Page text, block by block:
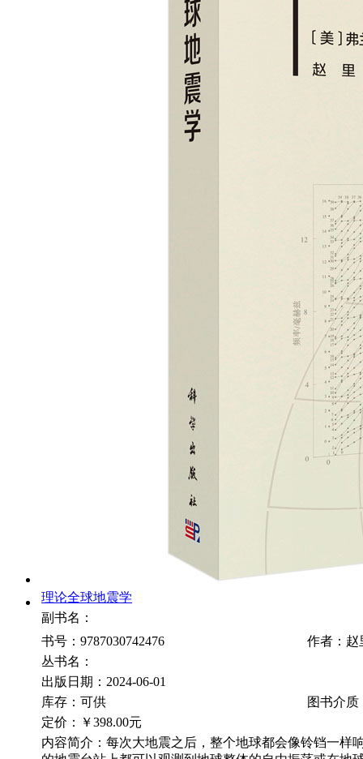
理论全球地震学
副书名：
书号：9787030742476
作者：赵
丛书名：
出版日期：2024-06-01
库存：可供
图书介质
定价：
￥398.00元
内容简介：每次大地震之后，整个地球都会像铃铛一样